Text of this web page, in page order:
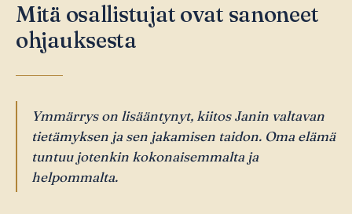
Mitä osallistujat ovat sanoneet
ohjauksesta
Ymmärrys on lisääntynyt, kiitos Janin valtavan
tietämyksen ja sen jakamisen taidon. Oma elämä
tuntuu jotenkin kokonaisemmalta ja
helpommalta.